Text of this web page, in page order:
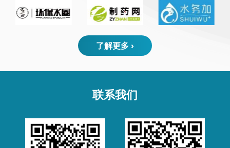
了解更多 ›
联系我们